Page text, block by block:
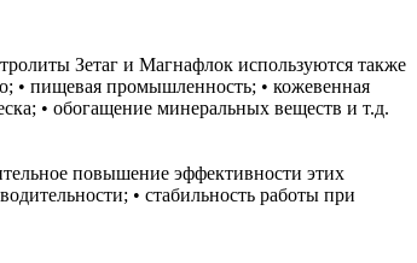
Зетаг и Магнафлок используются также
• пищевая промышленность; • кожевенная
• обогащение минеральных веществ и т.д.
повышение эффективности этих
• стабильность работы при